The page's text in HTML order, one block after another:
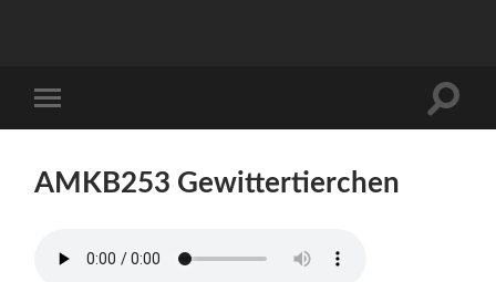
Menü
AMKB253 Gewittertierchen